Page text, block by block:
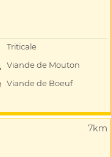
Triticale
Viande de Mouton
Viande de Boeuf
7km